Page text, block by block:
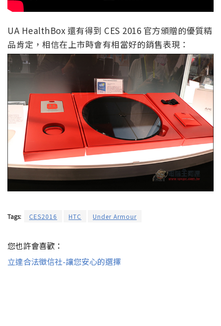
UA HealthBox 還有得到 CES 2016 官方頒贈的優質精
品肯定，相信在上市時會有相當好的銷售表現：
Tags: CES2016 HTC Under Armour
您也許會喜歡：
立達合法徵信社-讓您安心的選擇